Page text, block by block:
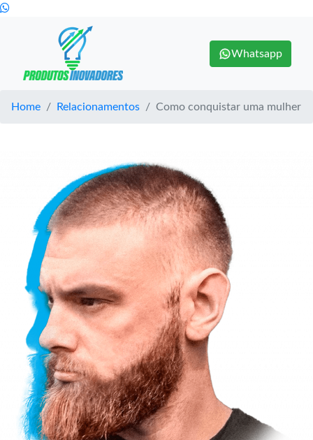
Whatsapp
Home Relacionamentos Como conquistar uma mulher